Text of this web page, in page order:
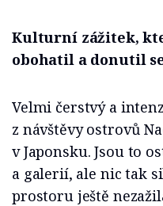
Kulturní zážitek,
obohatil a donutil
Velmi čerstvý a
z návštěvy ostrovů
v Japonsku. Jsou to
a galerií, ale nic tak
prostoru ještě